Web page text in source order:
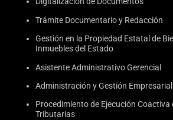
Trámite Documentario y Redacción
Gestión en la Propiedad Estatal de
Inmuebles del Estado
Asistente Administrativo Gerencial
Administración y Gestión Empresarial
Procedimiento de Ejecución Coactiva
Tributarias